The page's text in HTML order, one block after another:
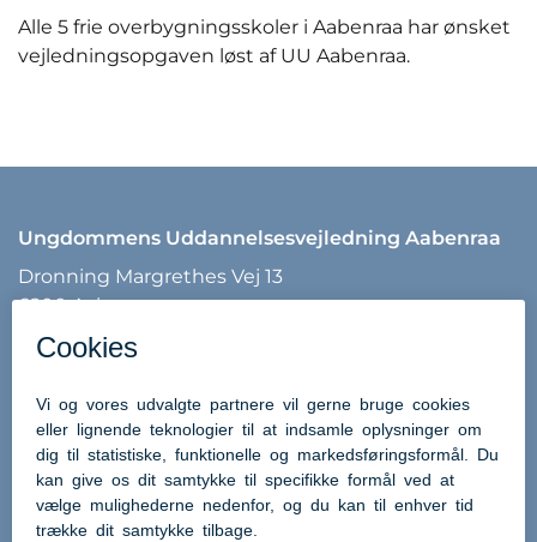
Alle 5 frie overbygningsskoler i Aabenraa har ønsket
vejledningsopgaven løst af UU Aabenraa.
Ungdommens Uddannelsesvejledning Aabenraa
Dronning Margrethes Vej 13
6200 Aabenraa
Tlf: 7376 7540
Mail:uu@aabenraa.dk
Uddannelsesguiden - UG.DK
Brobygning.dk
Optagelse.dk
eVejledning